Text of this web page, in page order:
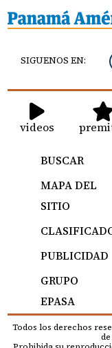
SIGUENOS EN:
videos
BUSCAR
MAPA DEL
SITIO
PUBLICIDAD
GRUPO
EPASA
Todos los derechos